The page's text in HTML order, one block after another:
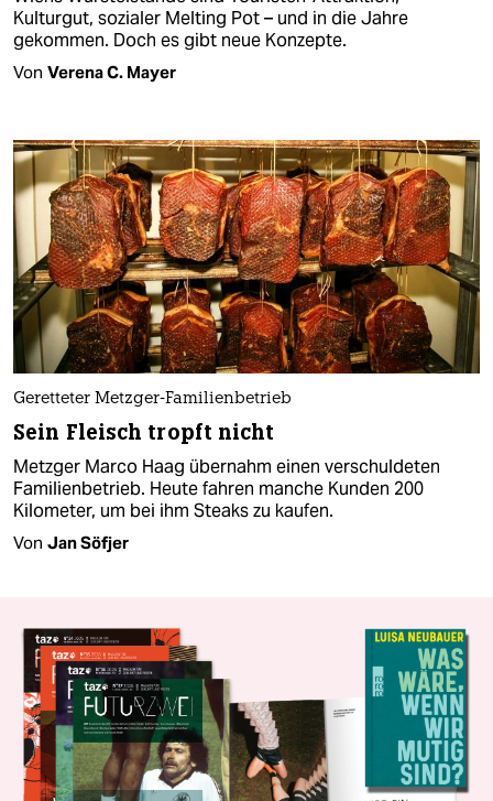
Kulturgut, sozialer Melting Pot – und in die Jahre
gekommen. Doch es gibt neue Konzepte.
Von Verena C. Mayer
Geretteter Metzger-Familienbetrieb
Sein Fleisch tropft nicht
Metzger Marco Haag übernahm einen verschuldeten
Familienbetrieb. Heute fahren manche Kunden 200
Kilometer, um bei ihm Steaks zu kaufen.
Von Jan Söfjer